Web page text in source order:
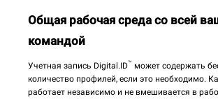
Общая рабочая среда со всей
командой
Учетная запись Digital.ID™ может содержать
количество профилей, если это необходимо.
работает независимо и не вмешивается в